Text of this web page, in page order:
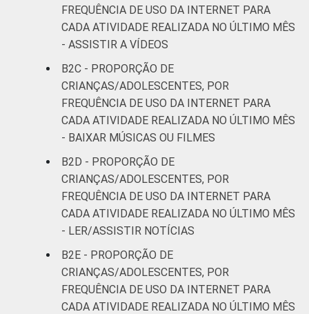
FREQUÊNCIA DE USO DA INTERNET PARA
CADA ATIVIDADE REALIZADA NO ÚLTIMO MÊS
- ASSISTIR A VÍDEOS
B2C - PROPORÇÃO DE
CRIANÇAS/ADOLESCENTES, POR
FREQUÊNCIA DE USO DA INTERNET PARA
CADA ATIVIDADE REALIZADA NO ÚLTIMO MÊS
- BAIXAR MÚSICAS OU FILMES
B2D - PROPORÇÃO DE
CRIANÇAS/ADOLESCENTES, POR
FREQUÊNCIA DE USO DA INTERNET PARA
CADA ATIVIDADE REALIZADA NO ÚLTIMO MÊS
- LER/ASSISTIR NOTÍCIAS
B2E - PROPORÇÃO DE
CRIANÇAS/ADOLESCENTES, POR
FREQUÊNCIA DE USO DA INTERNET PARA
CADA ATIVIDADE REALIZADA NO ÚLTIMO MÊS